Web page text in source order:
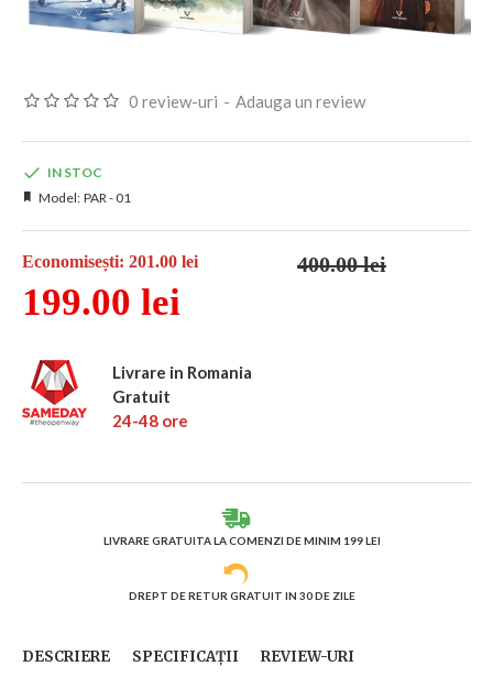
0 review-uri - Adauga un review
Economisești: 201.00 lei 400.00 lei
199.00 lei
IN STOC
Model: PAR - 01
LIVRARE GRATUITA LA COMENZI DE MINIM 199 LEI
DREPT DE RETUR GRATUIT IN 30 DE ZILE
DESCRIERE SPECIFICAȚII REVIEW-URI
Livrare in Romania
Gratuit
24-48 ore